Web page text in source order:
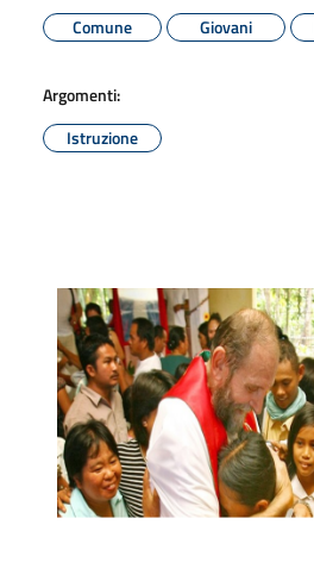
Comune
Giovani
Argomenti:
Istruzione